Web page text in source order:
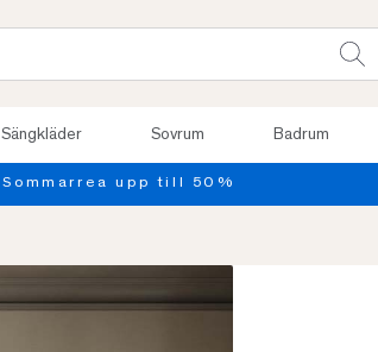
Sängkläder Sovrum Badrum
upp till 100 nätter. Läs mer